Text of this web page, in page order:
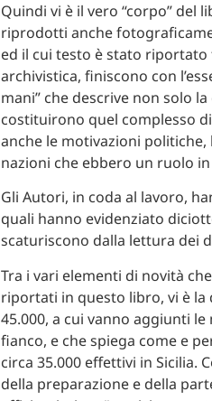
Quindi vi è il vero “corpo” del
riprodotti anche
ed il cui testo è stato
archivistica, finiscono con
mani” che descrive non solo
costituirono quel complesso
anche le motivazioni
nazioni che ebbero un ruolo
Gli Autori, in coda al lavoro,
quali hanno evidenziato
scaturiscono dalla lettura dei
Tra i vari elementi di novità
riportati in questo libro, vi è la
45.000, a cui vanno aggiunti
fianco, e che spiega come e
circa 35.000 effettivi in Sicilia.
della preparazione e della